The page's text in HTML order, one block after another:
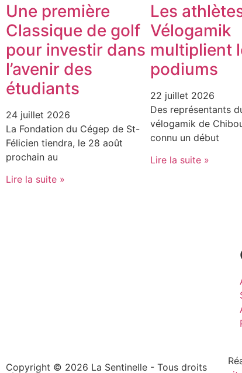
Une première
Classique de golf
pour investir dans
l’avenir des
étudiants
24 juillet 2026
La Fondation du Cégep de St-
Félicien tiendra, le 28 août
prochain au
Lire la suite »
Les
Vélogamik
multiplient
podiums
22 juillet 2026
Des représentants
vélogamik de
connu un début
Lire la suite »
Copyright © 2026 La Sentinelle - Tous droits